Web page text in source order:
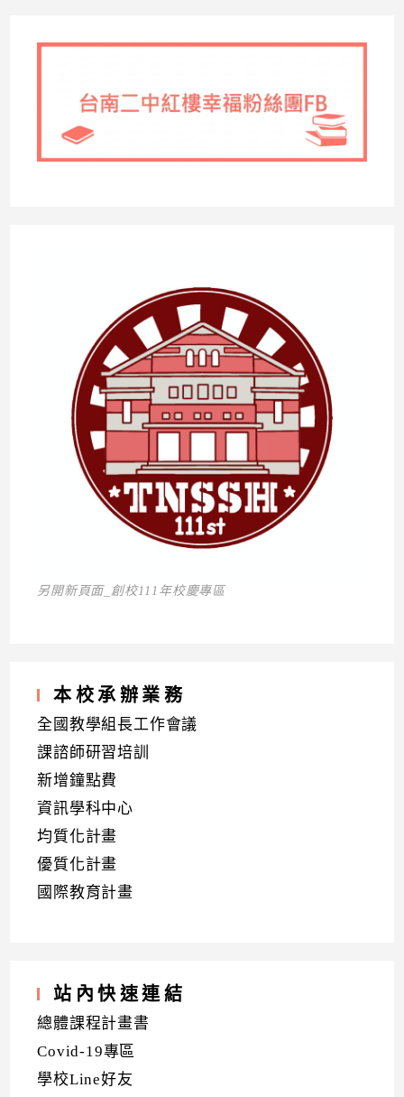
另開新頁面_創校111年校慶專區
本校承辦業務
全國教學組長工作會議
課諮師研習培訓
新增鐘點費
資訊學科中心
均質化計畫
優質化計畫
國際教育計畫
站內快速連結
總體課程計畫書
Covid-19專區
學校Line好友